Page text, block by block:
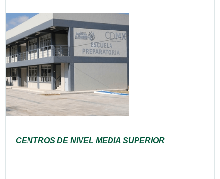
CENTROS DE NIVEL MEDIA SUPERIOR